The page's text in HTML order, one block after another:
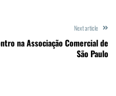
Next article
na Associação Comercial de
São Paulo